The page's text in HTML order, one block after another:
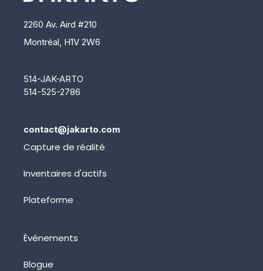
2260 Av. Aird #210
Montréal, H1V 2W6
514-JAK-ARTO
514-525-2786
contact@jakarto.com
Capture de réalité
Inventaires d'actifs
Plateforme
Événements
Blogue